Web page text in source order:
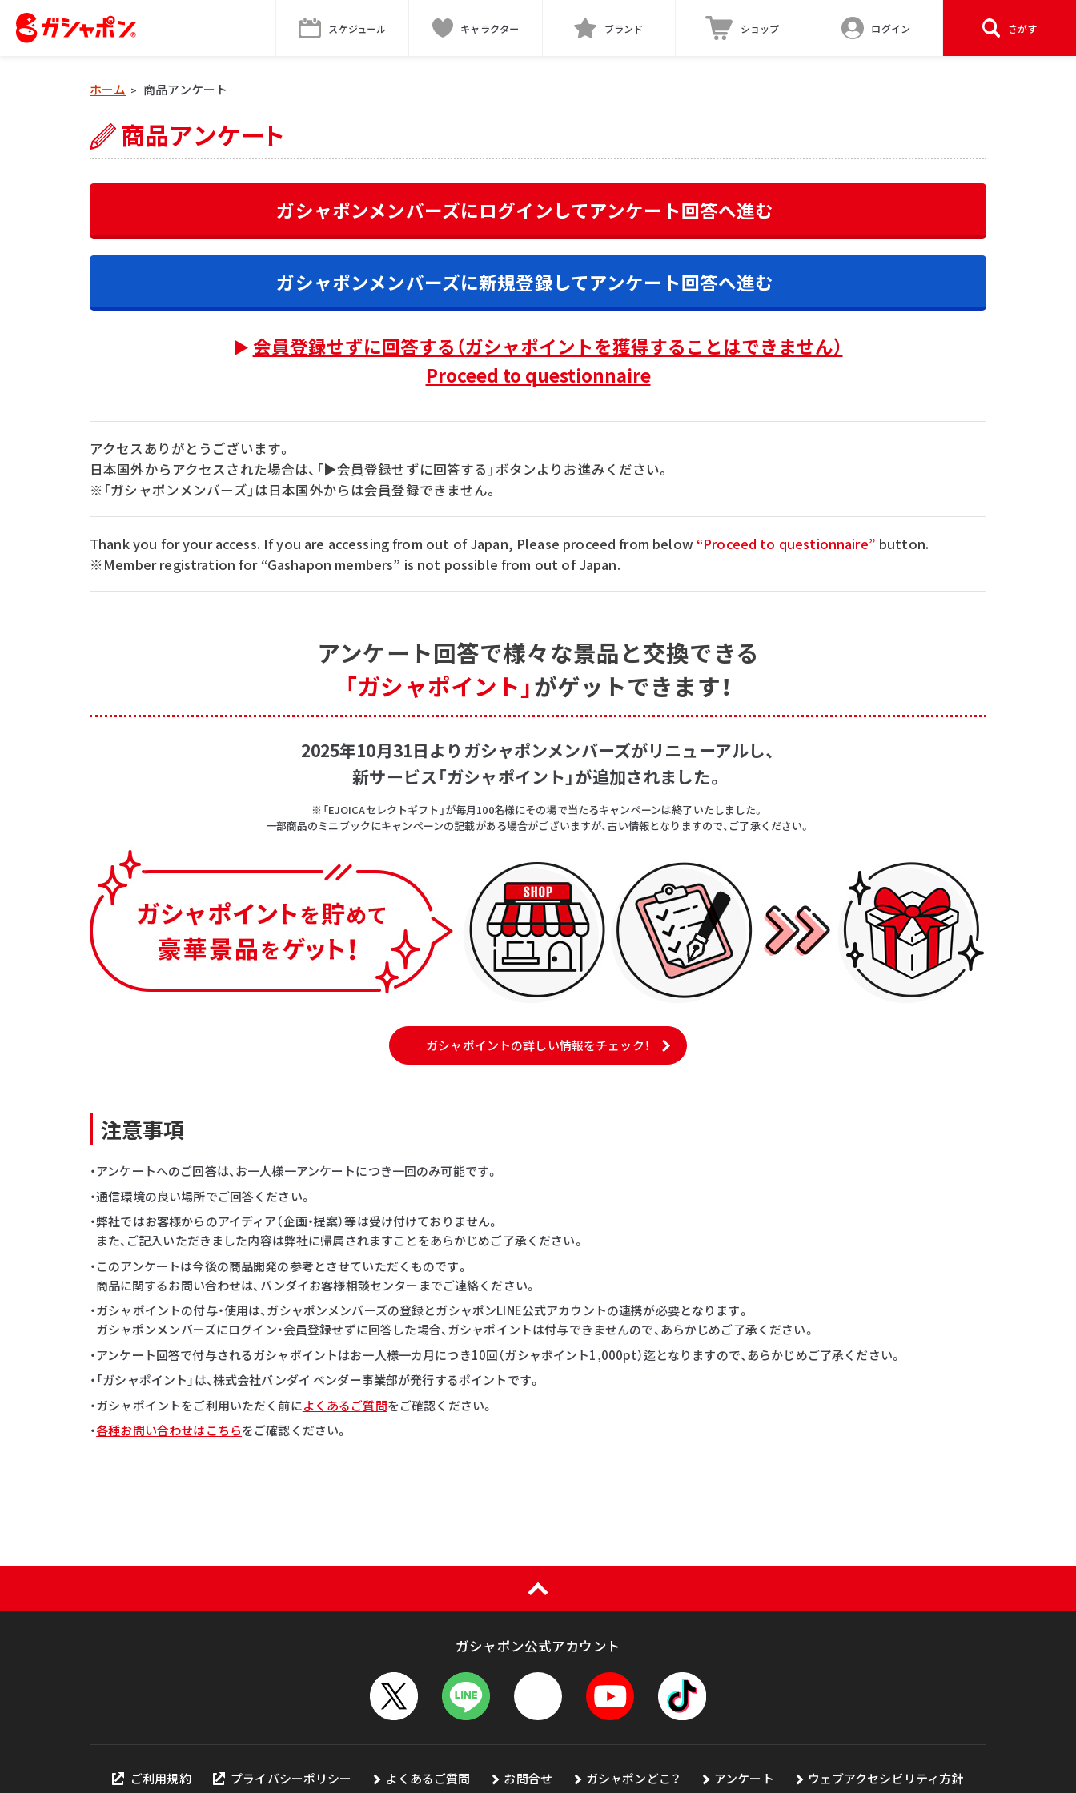
スケジュール キャラクター ブランド ショップ ログイン さがす
ホーム > 商品アンケート
ガシャポンメンバーズにログインしてアンケート回答へ進む
ガシャポンメンバーズに新規登録してアンケート回答へ進む
会員登録せずに回答する（ガシャポイントを獲得することはできません）
Proceed to questionnaire
アクセスありがとうございます。
日本国外からアクセスされた場合は、「▶会員登録せずに回答する」ボタンよりお進みください。
※「ガシャポンメンバーズ」は日本国外からは会員登録できません。
Thank you for your access. If you are accessing from out of Japan, Please proceed from below “Proceed to questionnaire” button.
※Member registration for “Gashapon members” is not possible from out of Japan.
アンケート回答で様々な景品と交換できる
「ガシャポイント」がゲットできます！
2025年10月31日よりガシャポンメンバーズがリニューアルし、
新サービス「ガシャポイント」が追加されました。
※「EJOICAセレクトギフト」が毎月100名様にその場で当たるキャンペーンは終了いたしました。
一部商品のミニブックにキャンペーンの記載がある場合がございますが、古い情報となりますので、ご了承ください。
ガシャポイントの詳しい情報をチェック！
注意事項
・アンケートへのご回答は、お一人様一アンケートにつき一回のみ可能です。
・通信環境の良い場所でご回答ください。
・弊社ではお客様からのアイディア（企画・提案）等は受け付けておりません。
また、ご記入いただきました内容は弊社に帰属されますことをあらかじめご了承ください。
・このアンケートは今後の商品開発の参考とさせていただくものです。
商品に関するお問い合わせは、バンダイお客様相談センターまでご連絡ください。
・ガシャポイントの付与・使用は、ガシャポンメンバーズの登録とガシャポンLINE公式アカウントの連携が必要となります。
ガシャポンメンバーズにログイン・会員登録せずに回答した場合、ガシャポイントは付与できませんので、あらかじめご了承ください。
・アンケート回答で付与されるガシャポイントはお一人様一カ月につき10回（ガシャポイント1,000pt）迄となりますので、あらかじめご了承ください。
・「ガシャポイント」は、株式会社バンダイ ベンダー事業部が発行するポイントです。
・ガシャポイントをご利用いただく前によくあるご質問をご確認ください。
・各種お問い合わせはこちらをご確認ください。
ガシャポン公式アカウント
ご利用規約 プライバシーポリシー よくあるご質問 お問合せ ガシャポンどこ？ アンケート ウェブアクセシビリティ方針